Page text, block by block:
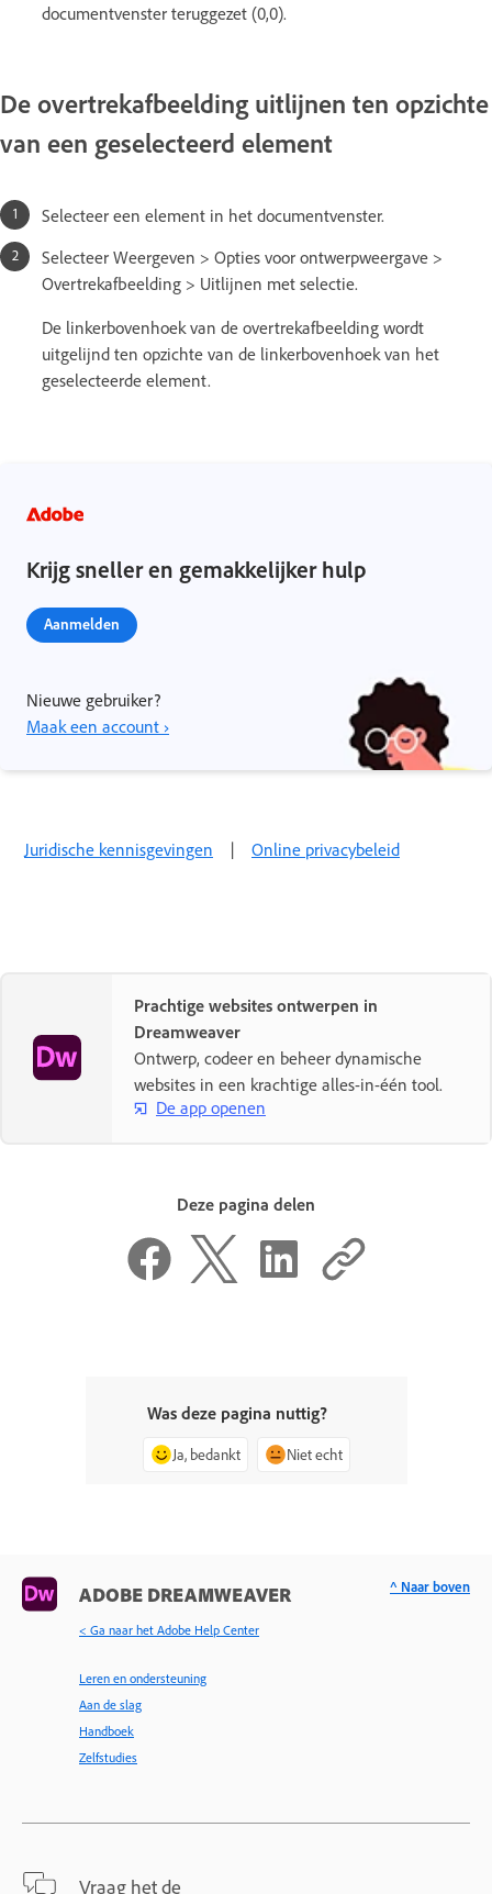
documentvenster teruggezet (0,0).
De overtrekafbeelding uitlijnen ten opzichte
van een geselecteerd element
Selecteer een element in het documentvenster.
Selecteer Weergeven > Opties voor ontwerpweergave >
Overtrekafbeelding > Uitlijnen met selectie.
De linkerbovenhoek van de overtrekafbeelding wordt
uitgelijnd ten opzichte van de linkerbovenhoek van het
geselecteerde element.
Krijg sneller en gemakkelijker hulp
Aanmelden
Nieuwe gebruiker?
Maak een account ›
Juridische kennisgevingen | Online privacybeleid
Prachtige websites ontwerpen in
Dreamweaver
Ontwerp, codeer en beheer dynamische
websites in een krachtige alles-in-één tool.
De app openen
Deze pagina delen
Was deze pagina nuttig?
Ja, bedankt Niet echt
ADOBE DREAMWEAVER
< Ga naar het Adobe Help Center
Leren en ondersteuning
Aan de slag
Handboek
Zelfstudies
Vraag het de
^ Naar boven